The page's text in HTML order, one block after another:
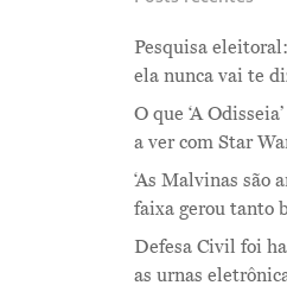
Pesquisa
ela nunca vai te
O que ‘A
a ver com Star
‘As Malvinas são
faixa gerou tanto
Defesa Civil foi
as urnas